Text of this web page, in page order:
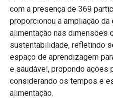
com a presença de 369
proporcionou a ampliação
alimentação nas dimensões
sustentabilidade, refletindo
espaço de aprendizagem
e saudável, propondo ações
considerando os tempos e
alimentação.